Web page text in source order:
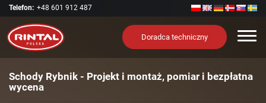
Telefon: +48 601 912 487
Doradca techniczny
Schody Rybnik - Projekt i montaż, pomiar i bezpłatna
wycena